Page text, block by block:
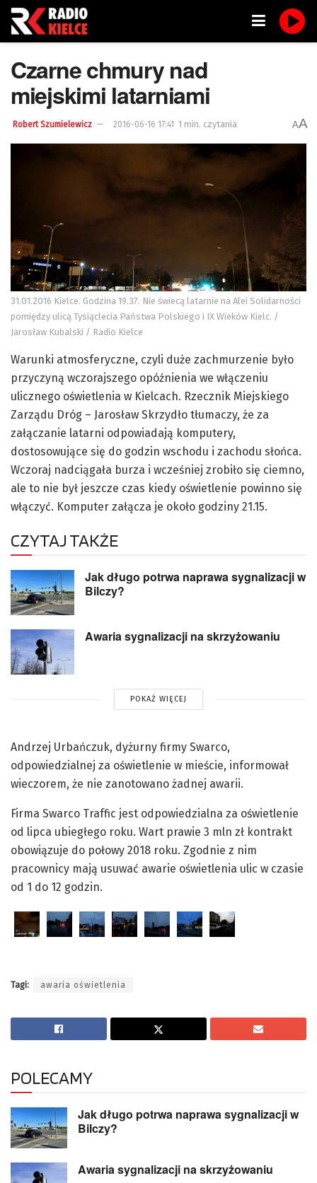
Czarne chmury nad
miejskimi latarniami
Robert Szumielewicz 2016-06-16 17:41 1 min. czytania AA
31.01.2016 Kielce. Godzina 19.37. Nie świecą latarnie na Alei Solidarności
pomiędzy ulicą Tysiąclecia Państwa Polskiego i IX Wieków Kielc. /
Jarosław Kubalski / Radio Kielce
Warunki atmosferyczne, czyli duże zachmurzenie było
przyczyną wczorajszego opóźnienia we włączeniu
ulicznego oświetlenia w Kielcach. Rzecznik Miejskiego
Zarządu Dróg – Jarosław Skrzydło tłumaczy, że za
załączanie latarni odpowiadają komputery,
dostosowujące się do godzin wschodu i zachodu słońca.
Wczoraj nadciągała burza i wcześniej zrobiło się ciemno,
ale to nie był jeszcze czas kiedy oświetlenie powinno się
włączyć. Komputer załącza je około godziny 21.15.
CZYTAJ TAKŻE
Jak długo potrwa naprawa sygnalizacji w
Bilczy?
Awaria sygnalizacji na skrzyżowaniu
POKAŻ WIĘCEJ
Andrzej Urbańczuk, dyżurny firmy Swarco,
odpowiedzialnej za oświetlenie w mieście, informował
wieczorem, że nie zanotowano żadnej awarii.
Firma Swarco Traffic jest odpowiedzialna za oświetlenie
od lipca ubiegłego roku. Wart prawie 3 mln zł kontrakt
obowiązuje do połowy 2018 roku. Zgodnie z nim
pracownicy mają usuwać awarie oświetlenia ulic w czasie
od 1 do 12 godzin.
Tagi: awaria oświetlenia
POLECAMY
Jak długo potrwa naprawa sygnalizacji w
Bilczy?
Awaria sygnalizacji na skrzyżowaniu